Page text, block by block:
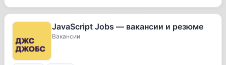
JavaScript Jobs — вакансии и резюме
Вакансии